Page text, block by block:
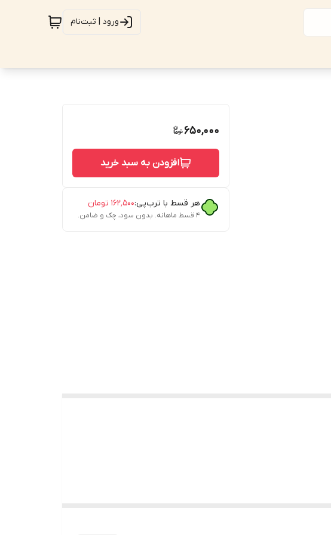
ورود | ثبت‌نام
650,000
افزودن به سبد خرید
هر قسط با ترب‌پی:۱۶۲٬۵۰۰ تومان
۴ قسط ماهانه. بدون سود، چک و ضامن.